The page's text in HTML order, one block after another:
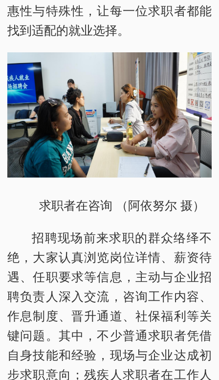
惠性与特殊性，让每一位求职者都能
找到适配的就业选择。
求职者在咨询 （阿依努尔 摄）
招聘现场前来求职的群众络绎不
绝，大家认真浏览岗位详情、薪资待
遇、任职要求等信息，主动与企业招
聘负责人深入交流，咨询工作内容、
作息制度、晋升通道、社保福利等关
键问题。其中，不少普通求职者凭借
自身技能和经验，现场与企业达成初
步求职意向；残疾人求职者在工作人